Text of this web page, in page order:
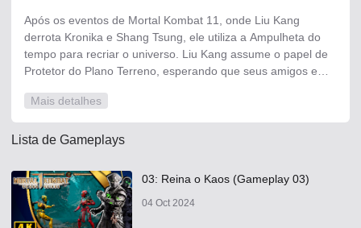
Após os eventos de Mortal Kombat 11, onde Liu Kang
derrota Kronika e Shang Tsung, ele utiliza a Ampulheta do
tempo para recriar o universo. Liu Kang assume o papel de
Protetor do Plano Terreno, esperando que seus amigos e
alguém começa a manipular Shang Tsung e Quan Chi das
sombras na tentativa de sabotar os planos de Liu
Mais detalhes
Lista de Gameplays
03: Reina o Kaos (Gameplay 03)
04 Oct 2024